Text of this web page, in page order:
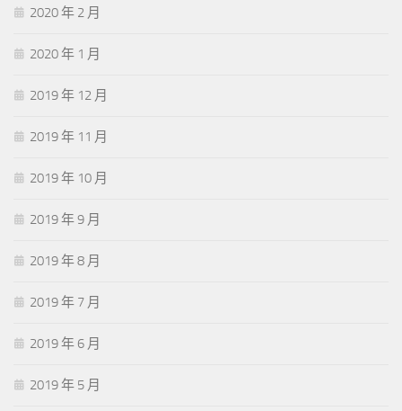
2020 年 2 月
2020 年 1 月
2019 年 12 月
2019 年 11 月
2019 年 10 月
2019 年 9 月
2019 年 8 月
2019 年 7 月
2019 年 6 月
2019 年 5 月